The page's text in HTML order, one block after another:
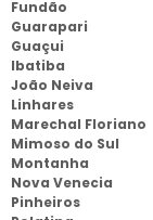
Fundão
Guarapari
Guaçui
Ibatiba
João Neiva
Linhares
Marechal Floriano
Mimoso do Sul
Montanha
Nova Venecia
Pinheiros